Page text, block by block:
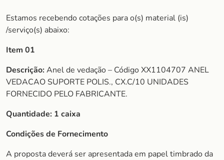
Estamos recebendo cotações para o(s) material (is)
/serviço(s) abaixo:
Item 01
Descrição:Anel de vedação – Código XX1104707 ANEL
VEDACAO SUPORTE POLIS., CX.C/10 UNIDADES
FORNECIDO PELO FABRICANTE.
Quantidade: 1 caixa
Condições de Fornecimento
A proposta deverá ser apresentada em papel timbrado da